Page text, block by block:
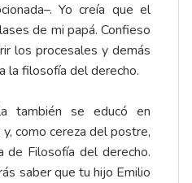
Yo creía que el
de mi papá. Confieso
los procesales y demás
la filosofía del derecho.
también se educó en
como cereza del postre,
de Filosofía del derecho.
saber que tu hijo Emilio